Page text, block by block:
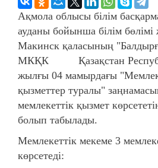
Ақмола облысы білім
ауданы бойынша білім
Макинск қаласының
МКҚК Қазақстан
жылғы 04 мамырдағы
қызметтер туралы"
мемлекеттік қызмет
болып табылады.
Мемлекеттік мекеме 3
көрсетеді: